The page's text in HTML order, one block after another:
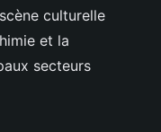
culturelle
et la
secteurs